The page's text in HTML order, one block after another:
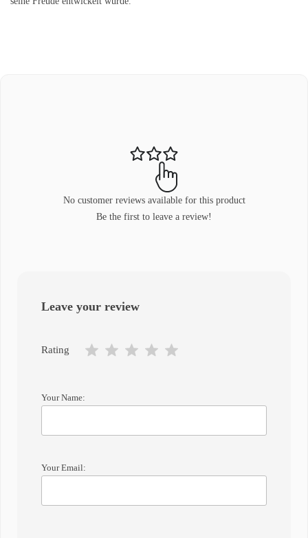
No customer reviews available for this product
Be the first to leave a review!
Leave your review
Rating
Your Name:
Your Email: